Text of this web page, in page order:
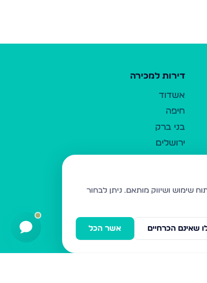
דירות למכירה
אשדוד
חיפה
בני ברק
ירושלים
בית שמש
ביתר עילית
ניתן לבחור
אשר הכל שאינם הכרחיים